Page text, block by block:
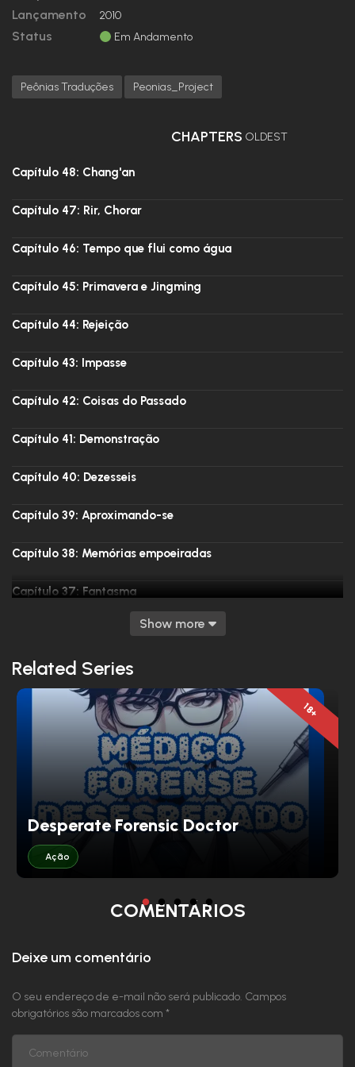
Lançamento 2010
Status Em Andamento
Peônias Traduções Peonias_Project
CHAPTERS OLDEST
Capítulo 48: Chang'an
Capítulo 47: Rir, Chorar
Capítulo 46: Tempo que flui como água
Capítulo 45: Primavera e Jingming
Capítulo 44: Rejeição
Capítulo 43: Impasse
Capítulo 42: Coisas do Passado
Capítulo 41: Demonstração
Capítulo 40: Dezesseis
Capítulo 39: Aproximando-se
Capítulo 38: Memórias empoeiradas
Capítulo 37: Fantasma
Capítulo 36 - Íris Alemã
Capítulo 35 - Um Velho Amigo
Capítulo 34 - O Vento Sobe
Capítulo 33 - A chuva está prestes a chegar
Capítulo 32 - A Mulian
Capítulo 31 - Calma
Capítulo 30 - Jingzhe
Capítulo 29 - Não tenha pressa
Capítulo 26: Plotagem
Capítulo 25: Desistir
Show more
Related Series
18+
Desperate Forensic Doctor
Ação
COMENTÁRIOS
Deixe um comentário
O seu endereço de e-mail não será publicado. Campos
obrigatórios são marcados com *